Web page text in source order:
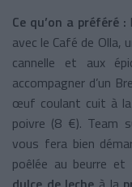
Ce qu’on a préféré :
avec le Café de Olla,
cannelle et aux
accompagner d’un
œuf coulant cuit à la
poivre (8 €). Team
vous fera bien
poêlée au beurre et